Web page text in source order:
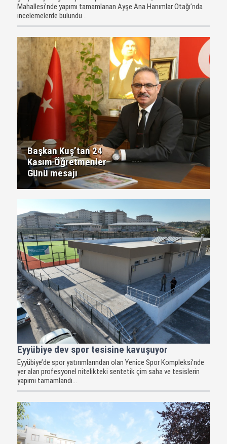
Mahallesi’nde yapımı tamamlanan Ayşe Ana Hanımlar Otağı’nda
incelemelerde bulundu...
Başkan Kuş’tan 24
Kasım Öğretmenler
Günü mesajı
Eyyübiye dev spor tesisine kavuşuyor
Eyyübiye’de spor yatırımlarından olan Yenice Spor Kompleksi’nde
yer alan profesyonel nitelikteki sentetik çim saha ve tesislerin
yapımı tamamlandı...